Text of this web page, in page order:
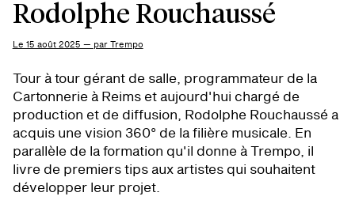
Rodolphe Rouchaussé
Le 15 août 2025 — par Trempo
Tour à tour gérant de salle, programmateur de la
Cartonnerie à Reims et aujourd'hui chargé de
production et de diffusion, Rodolphe Rouchaussé a
acquis une vision 360° de la filière musicale. En
parallèle de la formation qu'il donne à Trempo, il
livre de premiers tips aux artistes qui souhaitent
développer leur projet.